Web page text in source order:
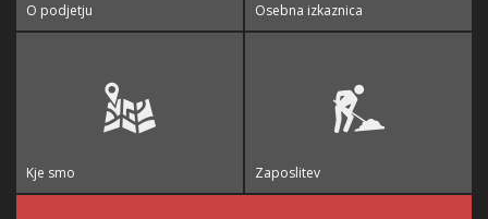
O podjetju Osebna izkaznica
Kje smo Zaposlitev